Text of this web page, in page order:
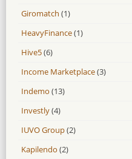
Giromatch (1)
HeavyFinance(1)
Hive5(6)
Income Marketplace(3)
Indemo (13)
Investly(4)
IUVO Group(2)
Kapilendo (2)